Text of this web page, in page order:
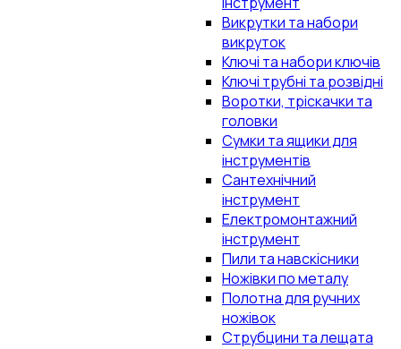
Викрутки та набори
викруток
Ключі та набори ключів
Ключі трубні та розвідні
Воротки, тріскачки та
головки
Сумки та ящики для
інструментів
Сантехнічний
інструмент
Електромонтажний
інструмент
Пили та навскісники
Ножівки по металу
Полотна для ручних
ножівок
Струбцини та лещата